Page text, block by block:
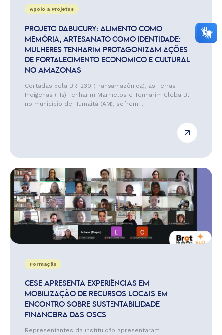
Apoio a Projetos
PROJETO DABUCURY: ALIMENTO COMO
MEMÓRIA, ARTESANATO COMO IDENTIDADE:
MULHERES TENHARIM PROTAGONIZAM AÇÕES
DE FORTALECIMENTO ECONÔMICO E CULTURAL
NO AMAZONAS
Cortadas pela BR-230 (Transamazônica), as Terras
Indígenas (TIs) Tenharim Marmelos e Tenharim Gleba B,
no município de Humaitá (AM), sofrem ...
Formação
CESE APRESENTA EXPERIÊNCIAS EM
MOBILIZAÇÃO DE RECURSOS LOCAIS EM
ENCONTRO SOBRE SUSTENTABILIDADE
FINANCEIRA DAS OSCS
Representantes da instituição apresentaram